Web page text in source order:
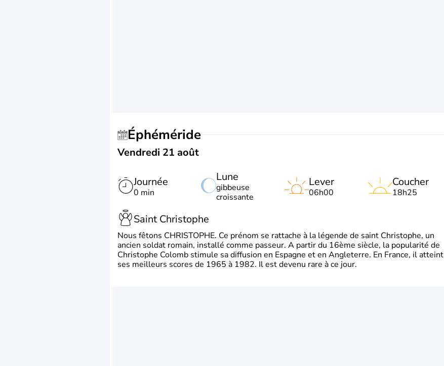
Éphéméride
Vendredi 21 août
Journée
0 min
Lune
gibbeuse
croissante
Lever
06h00
Coucher
18h25
Saint Christophe
Nous fêtons CHRISTOPHE. Ce prénom se rattache à la légende de saint Christophe, un
ancien soldat romain, installé comme passeur. A partir du 16ème siècle, la popularité de
Christophe Colomb stimule sa diffusion en Espagne et en Angleterre. En France, il atteint
ses meilleurs scores de 1965 à 1982. Il est devenu rare à ce jour.